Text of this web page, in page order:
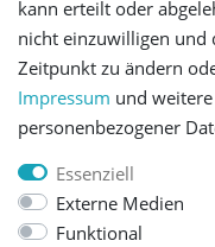
Impressum
kann erteilt oder
nicht einzuwilligen und
Zeitpunkt zu ändern
Impressum und
personenbezogener
Essenziell
Externe Medien
Funktional